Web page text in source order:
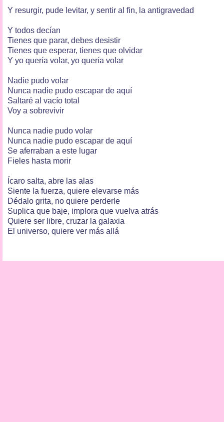
Y resurgir, pude levitar, y sentir al fin, la antigravedad
Y todos decían
Tienes que parar, debes desistir
Tienes que esperar, tienes que olvidar
Y yo quería volar, yo quería volar
Nadie pudo volar
Nunca nadie pudo escapar de aquí
Saltaré al vacío total
Voy a sobrevivir
Nunca nadie pudo volar
Nunca nadie pudo escapar de aquí
Se aferraban a este lugar
Fieles hasta morir
Ícaro salta, abre las alas
Siente la fuerza, quiere elevarse más
Dédalo grita, no quiere perderle
Suplica que baje, implora que vuelva atrás
Quiere ser libre, cruzar la galaxia
El universo, quiere ver más allá